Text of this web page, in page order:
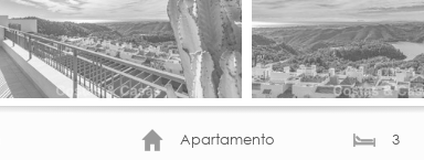
Apartamento 3